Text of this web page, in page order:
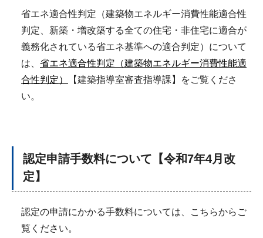
省エネ適合性判定（建築物エネルギー消費性能適合性
判定、新築・増改築する全ての住宅・非住宅に適合が
義務化されている省エネ基準への適合判定）について
は、 省エネ適合性判定（建築物エネルギー消費性能適
合性判定）
【建築指導室審査指導課】をご覧くださ
い。
認定申請手数料について【令和7年4月改
定】
認定の申請にかかる手数料については、こちらからご
覧ください。